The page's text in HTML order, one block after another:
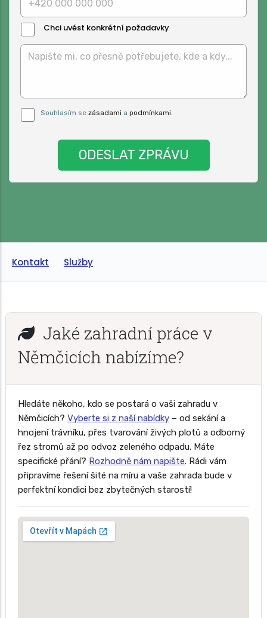
Chci uvést konkrétní požadavky
Zprávy:
Pro odeslání musite odsouhlasit naše
podmínky.
Souhlasím se zásadami a podmínkami.
Kontakt Služby
Jaké zahradní práce v
Němčicích nabízíme?
Hledáte někoho, kdo se postará o vaši zahradu v
Němčicích? Vyberte si z naší nabídky – od sekání a
hnojení trávníku, přes tvarování živých plotů a odborný
řez stromů až po odvoz zeleného odpadu. Máte
specifické přání? Rozhodně nám napište. Rádi vám
připravíme řešení šité na míru a vaše zahrada bude v
perfektní kondici bez zbytečných starostí!